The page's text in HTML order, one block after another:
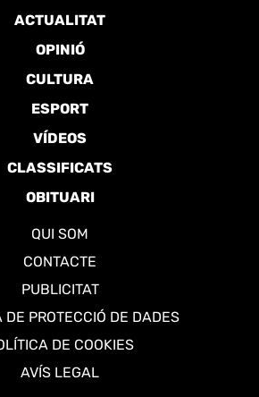
ACTUALITAT
OPINIÓ
CULTURA
ESPORT
VÍDEOS
CLASSIFICATS
OBITUARI
QUI SOM
CONTACTE
PUBLICITAT
DE PROTECCIÓ DE DADES
DE COOKIES
AVÍS LEGAL